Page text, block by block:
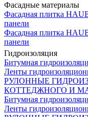
Фасадные материалы
Фасадная плитка
панели
Фасадная плитка
панели
Гидроизоляция
Битумная
Ленты
РУЛОННЫЕ
КОТТЕДЖНОГО И
Битумная
Ленты